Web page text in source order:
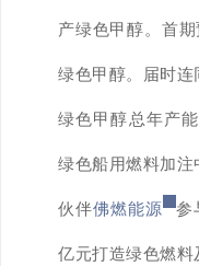
产绿色甲醇。首
绿色甲醇。届时
绿色甲醇总年产
绿色船用燃料加
伙伴佛燃能源 参
亿元打造绿色燃料